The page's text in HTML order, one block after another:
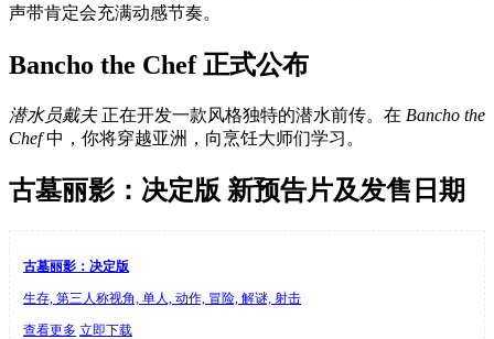
声带肯定会充满动感节奏。
Bancho the Chef 正式公布
潜水员戴夫正在开发一款风格独特的潜水前传。在 Bancho the
Chef中，你将穿越亚洲，向烹饪大师们学习。
古墓丽影：决定版 新预告片及发售日期
古墓丽影：决定版
生存, 第三人称视角, 单人, 动作, 冒险, 解谜, 射击
查看更多 立即下载